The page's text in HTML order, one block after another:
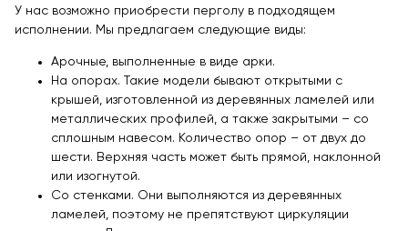
У нас возможно приобрести перголу в подходящем
исполнении. Мы предлагаем следующие виды:
Арочные, выполненные в виде арки.
На опорах. Такие модели бывают открытыми с
крышей, изготовленной из деревянных ламелей или
металлических профилей, а также закрытыми – со
сплошным навесом. Количество опор – от двух до
шести. Верхняя часть может быть прямой, наклонной
или изогнутой.
Со стенками. Они выполняются из деревянных
ламелей, поэтому не препятствуют циркуляции